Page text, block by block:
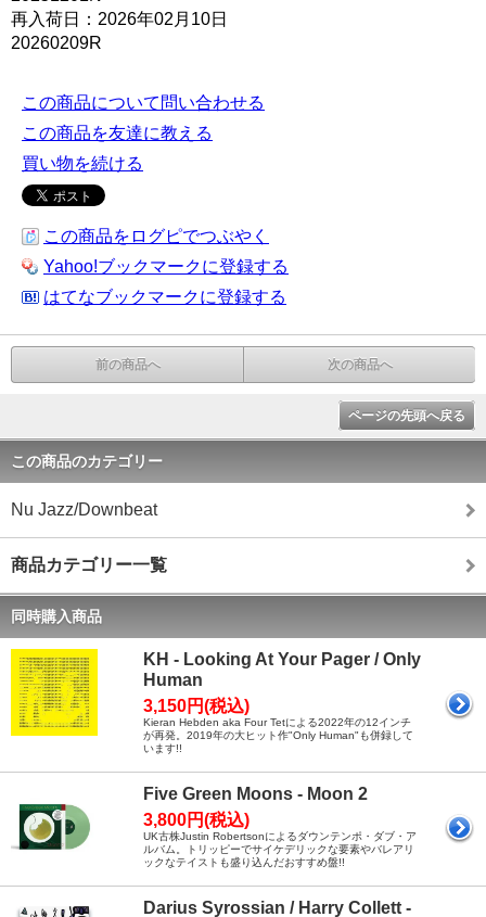
再入荷日：2026年02月10日
20260209R
この商品について問い合わせる
この商品を友達に教える
買い物を続ける
この商品をログピでつぶやく
Yahoo!ブックマークに登録する
はてなブックマークに登録する
前の商品へ 次の商品へ
ページの先頭へ戻る
この商品のカテゴリー
Nu Jazz/Downbeat
商品カテゴリー一覧
同時購入商品
KH - Looking At Your Pager / Only
Human
3,150円(税込)
Kieran Hebden aka Four Tetによる2022年の12インチ
が再発。2019年の大ヒット作"Only Human"も併録して
います!!
Five Green Moons - Moon 2
3,800円(税込)
UK古株Justin Robertsonによるダウンテンポ・ダブ・ア
ルバム。トリッピーでサイケデリックな要素やバレアリ
ックなテイストも盛り込んだおすすめ盤!!
Darius Syrossian / Harry Collett -